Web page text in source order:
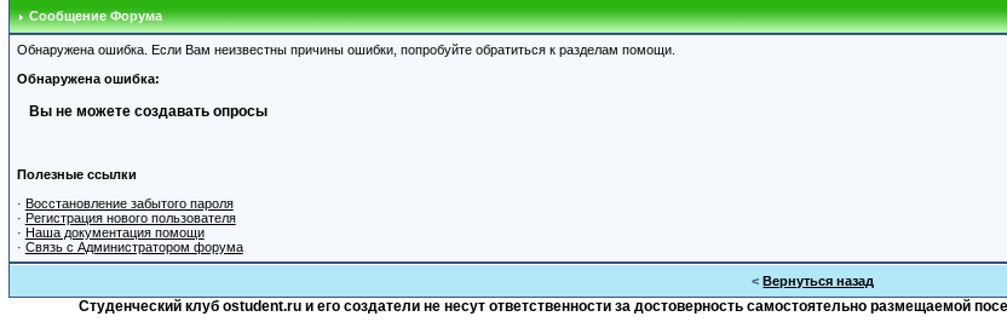
Сообщение Форума
Обнаружена ошибка. Если Вам неизвестны причины ошибки, попробуйте обратиться к разделам помощи.
Обнаружена ошибка:
Вы не можете создавать опросы
Полезные ссылки
· Восстановление забытого пароля
· Регистрация нового пользователя
· Наша документация помощи
· Связь с Администратором форума
<Вернуться назад
Студенческий клуб ostudent.ru и его создатели не несут ответственности за достоверность самостоятельно размещаемой